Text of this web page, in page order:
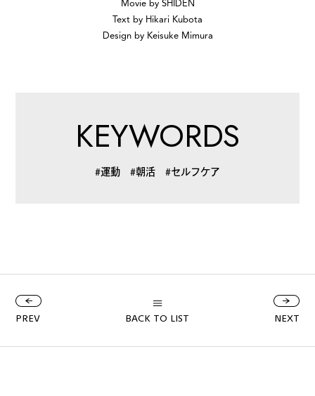
#ボクと麺
#書店巡り
イベント
Movie by SHIDEN
Text by Hikari Kubota
Design by Keisuke Mimura
KEYWORDS
#運動 #朝活 #セルフケア
PREV BACK TO LIST NEXT